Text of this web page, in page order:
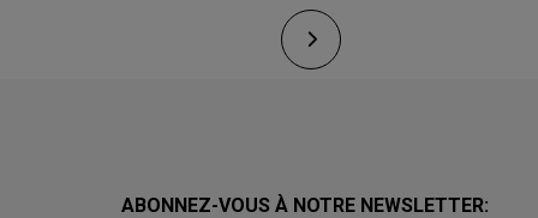
ABONNEZ-VOUS À NOTRE NEWSLETTER: